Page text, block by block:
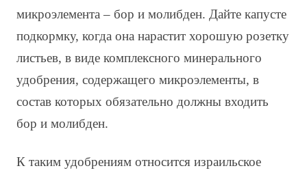
микроэлемента – бор и молибден. Дайте капусте
подкормку, когда она нарастит хорошую розетку
листьев, в виде комплексного минерального
удобрения, содержащего микроэлементы, в
состав которых обязательно должны входить
бор и молибден.
К таким удобрениям относится израильское